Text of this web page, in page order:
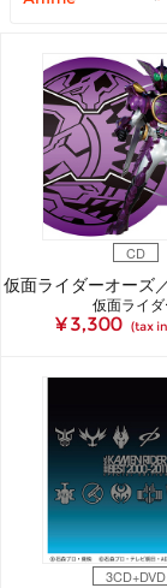
CD
仮面ライダ
¥ 3,300 (tax
3CD+DVD